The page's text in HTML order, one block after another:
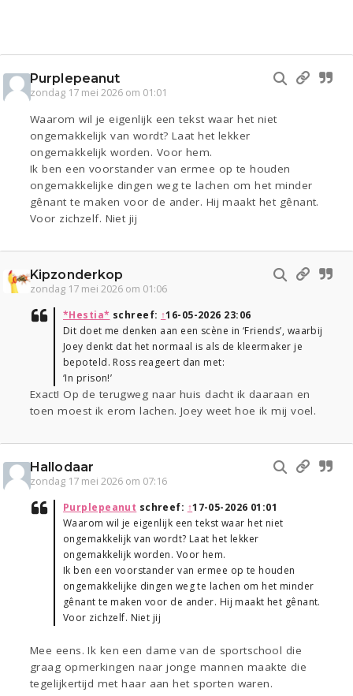
Purplepeanut
zondag 17 mei 2026 om 01:01
Waarom wil je eigenlijk een tekst waar het niet
ongemakkelijk van wordt? Laat het lekker
ongemakkelijk worden. Voor hem.
Ik ben een voorstander van ermee op te houden
ongemakkelijke dingen weg te lachen om het minder
gênant te maken voor de ander. Hij maakt het gênant.
Voor zichzelf. Niet jij
Kipzonderkop
zondag 17 mei 2026 om 01:06
*Hestia* schreef: ↑16-05-2026 23:06
Dit doet me denken aan een scène in ‘Friends’, waarbij
Joey denkt dat het normaal is als de kleermaker je
bepoteld. Ross reageert dan met:
‘In prison!’
Exact! Op de terugweg naar huis dacht ik daaraan en
toen moest ik erom lachen. Joey weet hoe ik mij voel.
Hallodaar
zondag 17 mei 2026 om 07:16
Purplepeanut schreef: ↑17-05-2026 01:01
Waarom wil je eigenlijk een tekst waar het niet
ongemakkelijk van wordt? Laat het lekker
ongemakkelijk worden. Voor hem.
Ik ben een voorstander van ermee op te houden
ongemakkelijke dingen weg te lachen om het minder
gênant te maken voor de ander. Hij maakt het gênant.
Voor zichzelf. Niet jij
Mee eens. Ik ken een dame van de sportschool die
graag opmerkingen naar jonge mannen maakte die
tegelijkertijd met haar aan het sporten waren.